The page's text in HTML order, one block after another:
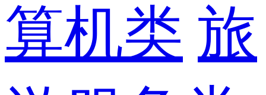
算机类 旅